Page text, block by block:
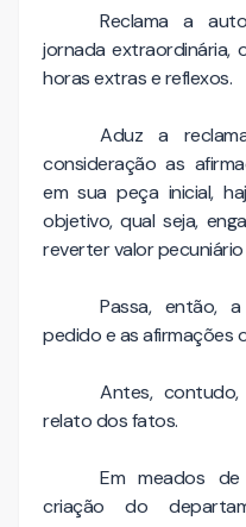
Reclama a
jornada extraordinária,
horas extras e reflexos.
Aduz a
consideração as
em sua peça inicial,
objetivo, qual seja,
reverter valor
Passa, então,
pedido e as afirmações
Antes,
relato dos fatos.
Em meados
criação do